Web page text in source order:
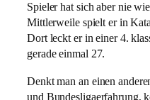
Spieler hat sich aber nie
Mittlerweile spielt er in
Dort leckt er in einer 4.
gerade einmal 27.
Denkt man an einen
und Bundesligaerfahrung,